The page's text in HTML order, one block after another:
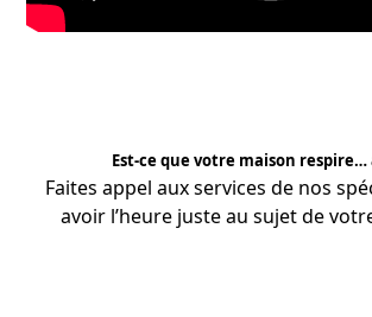
Est-ce que votre maison respire…
Faites appel aux services de nos
avoir l’heure juste au sujet de